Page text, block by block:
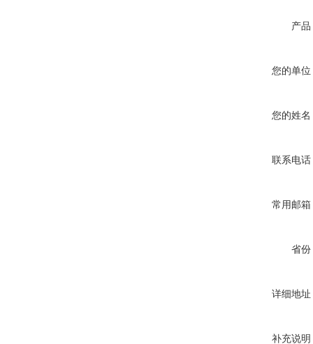
产品
您的单位
您的姓名
联系电话
常用邮箱
省份
详细地址
补充说明